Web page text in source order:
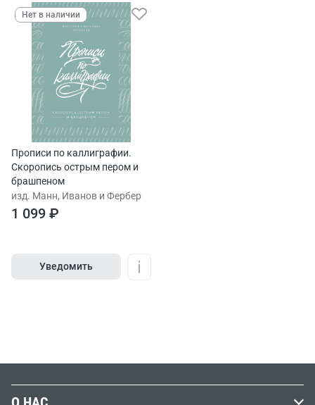
Нет в наличии
Прописи по каллиграфии.
Скоропись острым пером и
брашпеном
изд. Манн, Иванов и Фербер
1 099 ₽
Уведомить